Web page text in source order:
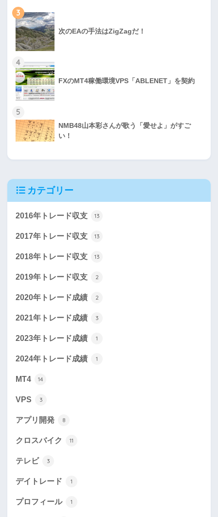
3
次のEAの手法はZigZagだ！
4
FXのMT4稼働環境VPS「ABLENET」を契約
5
NMB48山本彩さんが歌う「愛せよ」がすご
い！
カテゴリー
2016年トレード収支 13
2017年トレード収支 13
2018年トレード収支 13
2019年トレード収支 2
2020年トレード成績 2
2021年トレード成績 3
2023年トレード成績 1
2024年トレード成績 1
MT4 14
VPS 3
アプリ開発 8
クロスバイク 11
テレビ 3
デイトレード 1
プロフィール 1